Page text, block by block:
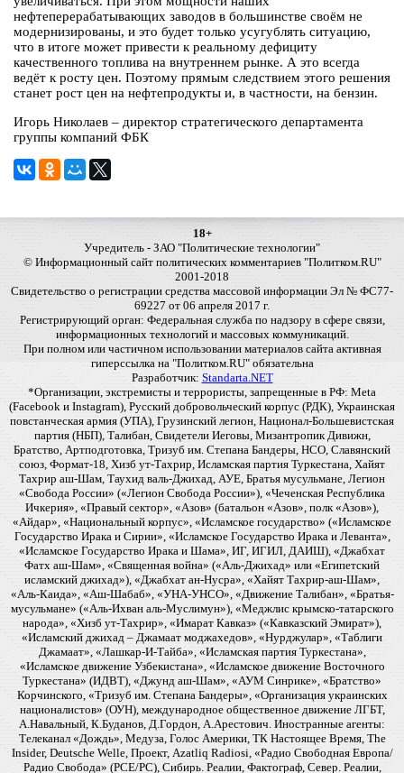
нефтеперерабатывающих заводов в большинстве своём не
модернизированы, и это будет только усугублять ситуацию,
что в итоге может привести к реальному дефициту
качественного топлива на внутреннем рынке. А это всегда
ведёт к росту цен. Поэтому прямым следствием этого решения
станет рост цен на нефтепродукты и, в частности, на бензин.
Игорь Николаев – директор стратегического департамента
группы компаний ФБК
18+
Учредитель - ЗАО "Политические технологии"
© Информационный сайт политических комментариев "Политком.RU"
2001-2018
Свидетельство о регистрации средства массовой информации Эл № ФС77-
69227 от 06 апреля 2017 г.
Регистрирующий орган: Федеральная служба по надзору в сфере связи,
информационных технологий и массовых коммуникаций.
При полном или частичном использовании материалов сайта активная
гиперссылка на "Политком.RU" обязательна
Разработчик: Standarta.NET
*Организации, экстремисты и террористы, запрещенные в РФ: Meta
(Facebook и Instagram), Русский добровольческий корпус (РДК), Украинская
повстанческая армия (УПА), Грузинский легион, Национал-Большевистская
партия (НБП), Талибан, Свидетели Иеговы, Мизантропик Дивижн,
Братство, Артподготовка, Тризуб им. Степана Бандеры, НСО, Славянский
союз, Формат-18, Хизб ут-Тахрир, Исламская партия Туркестана, Хайят
Тахрир аш-Шам, Таухид валь-Джихад, АУЕ, Братья мусульмане, Легион
«Свобода России» («Легион Свобода России»), «Чеченская Республика
Ичкерия», «Правый сектор», «Азов» (батальон «Азов», полк «Азов»),
«Айдар», «Национальный корпус», «Исламское государство» («Исламское
Государство Ирака и Сирии», «Исламское Государство Ирака и Леванта»,
«Исламское Государство Ирака и Шама», ИГ, ИГИЛ, ДАИШ), «Джабхат
Фатх аш-Шам», «Священная война» («Аль-Джихад» или «Египетский
исламский джихад»), «Джабхат ан-Нусра», «Хайят Тахрир-аш-Шам»,
«Аль-Каида», «Аш-Шабаб», «УНА-УНСО», «Движение Талибан», «Братья-
мусульмане» («Аль-Ихван аль-Муслимун»), «Меджлис крымско-татарского
народа», «Хизб ут-Тахрир», «Имарат Кавказ» («Кавказский Эмират»),
«Исламский джихад – Джамаат моджахедов», «Нурджулар», «Таблиги
Джамаат», «Лашкар-И-Тайба», «Исламская партия Туркестана»,
«Исламское движение Узбекистана», «Исламское движение Восточного
Туркестана» (ИДВТ), «Джунд аш-Шам», «АУМ Синрике», «Братство»
Корчинского, «Тризуб им. Степана Бандеры», «Организация украинских
националистов» (ОУН), международное общественное движение ЛГБТ,
А.Навальный, К.Буданов, Д.Гордон, А.Арестович. Иностранные агенты:
Телеканал «Дождь», Медуза, Голос Америки, ТК Настоящее Время, The
Insider, Deutsche Welle, Проект, Azatliq Radiosi, «Радио Свободная Европа/
Радио Свобода» (PCE/PC), Сибирь. Реалии, Фактограф, Север. Реалии,